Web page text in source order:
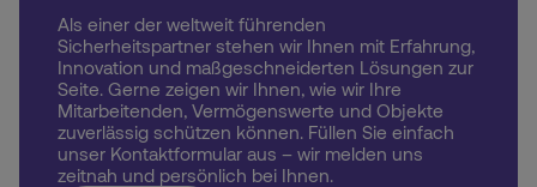
Als einer der weltweit führenden
Sicherheitspartner stehen wir Ihnen mit Erfahrung,
Innovation und maßgeschneiderten Lösungen zur
Seite. Gerne zeigen wir Ihnen, wie wir Ihre
Mitarbeitenden, Vermögenswerte und Objekte
zuverlässig schützen können. Füllen Sie einfach
unser Kontaktformular aus – wir melden uns
zeitnah und persönlich bei Ihnen.